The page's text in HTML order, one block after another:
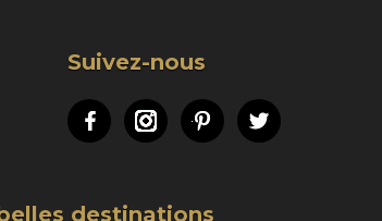
Suivez-nous
FacebookInstagramPinterestTwitter
destinations